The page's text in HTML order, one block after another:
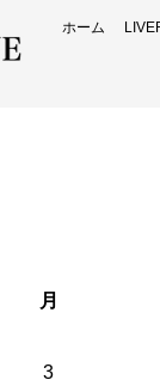
ホーム
月
3